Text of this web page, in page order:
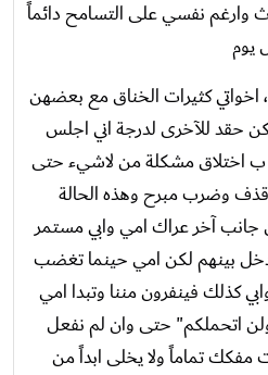
وارغم نفسي على التسامح دائماً
يوم
كثيرات الخناق مع بعضهن
للآخرى لدرجة اني اجلس
ب اختلاق مشكلة من لاشيء حتى
وضرب مبرح وهذه الحالة
آخر عراك امي وابي مستمر
اتدخل بينهم لكن امي حينما تغضب
كذلك فينفرون مننا وتبدا امي
اتحملكم" حتى وان لم نفعل
تماماً ولا يخلى ابداً من